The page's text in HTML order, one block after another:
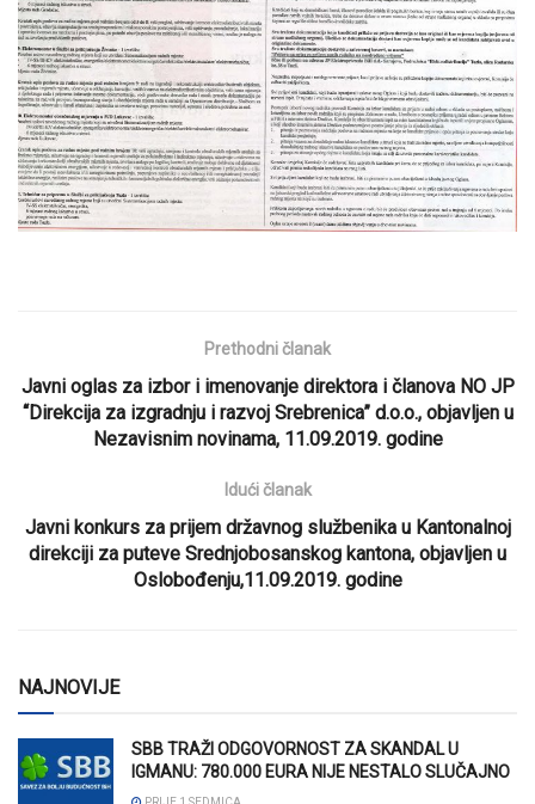
Prethodni članak
Javni oglas za izbor i imenovanje direktora i članova NO JP
“Direkcija za izgradnju i razvoj Srebrenica” d.o.o., objavljen u
Nezavisnim novinama, 11.09.2019. godine
Idući članak
Javni konkurs za prijem državnog službenika u Kantonalnoj
direkciji za puteve Srednjobosanskog kantona, objavljen u
Oslobođenju,11.09.2019. godine
NAJNOVIJE
SBB TRAŽI ODGOVORNOST ZA SKANDAL U
IGMANU: 780.000 EURA NIJE NESTALO SLUČAJNO